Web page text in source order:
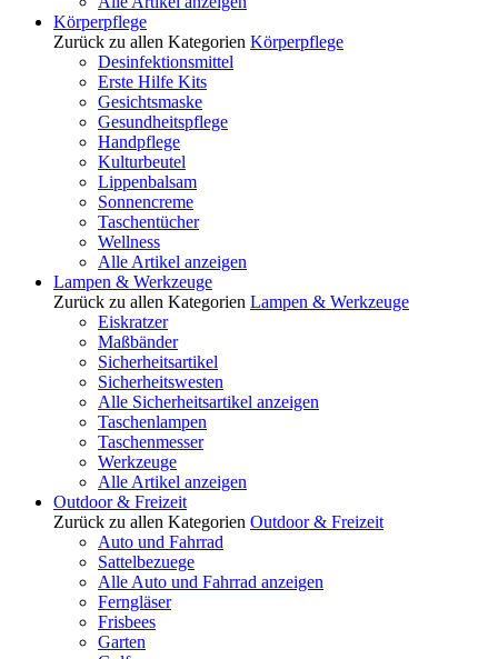
Körperpflege
Zurück zu allen Kategorien Körperpflege
Desinfektionsmittel
Erste Hilfe Kits
Gesichtsmaske
Gesundheitspflege
Handpflege
Kulturbeutel
Lippenbalsam
Sonnencreme
Taschentücher
Wellness
Alle Artikel anzeigen
Lampen & Werkzeuge
Zurück zu allen Kategorien Lampen & Werkzeuge
Eiskratzer
Maßbänder
Sicherheitsartikel
Sicherheitswesten
Alle Sicherheitsartikel anzeigen
Taschenlampen
Taschenmesser
Werkzeuge
Alle Artikel anzeigen
Outdoor & Freizeit
Zurück zu allen Kategorien Outdoor & Freizeit
Auto und Fahrrad
Sattelbezuege
Alle Auto und Fahrrad anzeigen
Ferngläser
Frisbees
Garten